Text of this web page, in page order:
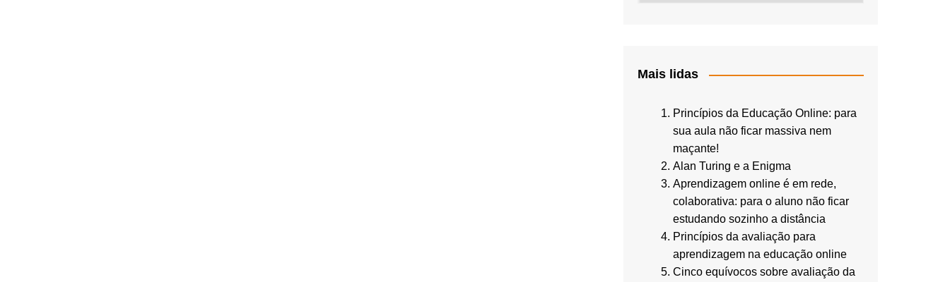
Mais lidas
Princípios da Educação Online: para
sua aula não ficar massiva nem
maçante!
Alan Turing e a Enigma
Aprendizagem online é em rede,
colaborativa: para o aluno não ficar
estudando sozinho a distância
Princípios da avaliação para
aprendizagem na educação online
Cinco equívocos sobre avaliação da